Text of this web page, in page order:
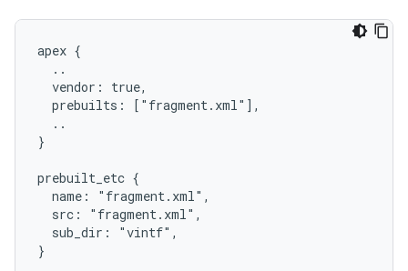
apex {
  ..
  vendor: true,
  prebuilts: ["fragment.xml"],
  ..
}
prebuilt_etc {
  name: "fragment.xml",
  src: "fragment.xml",
  sub_dir: "vintf",
}